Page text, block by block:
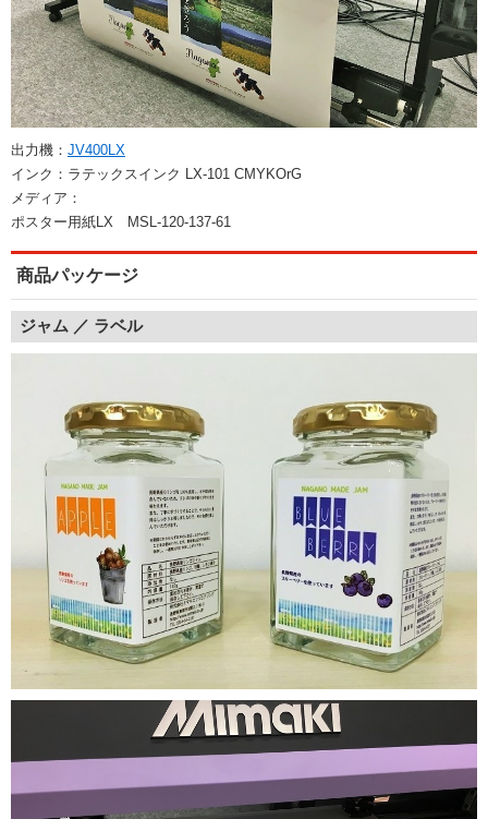
出力機： JV400LX
インク：ラテックスインク LX-101 CMYKOrG
メディア：
ポスター用紙LX MSL-120-137-61
商品パッケージ
ジャム ／ ラベル